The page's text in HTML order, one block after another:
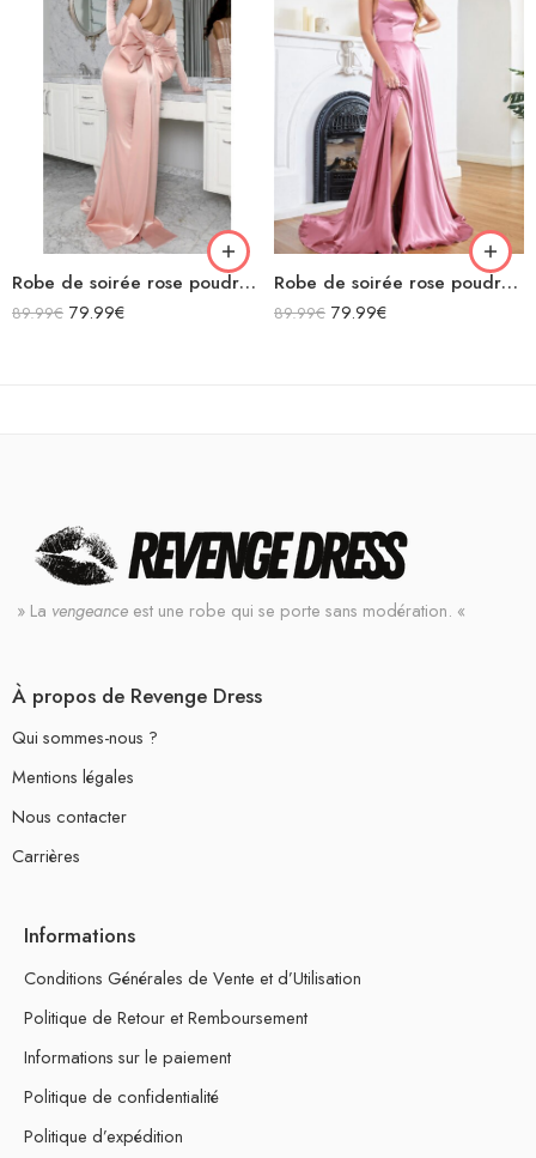
Robe de soirée rose poudré col carré moulante sirène avec nœud géant dans le dos avec traîne en satin
89.99€ 79.99€
Robe de soirée rose poudré en satin décolleté carré longue fendue sirène
89.99€ 79.99€
» La vengeance est une robe qui se porte sans modération. «
À propos de Revenge Dress
Qui sommes-nous ?
Mentions légales
Nous contacter
Carrières
Informations
Conditions Générales de Vente et d’Utilisation
Politique de Retour et Remboursement
Informations sur le paiement
Politique de confidentialité
Politique d’expédition